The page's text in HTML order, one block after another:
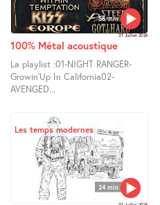
58 min
31 Juillet 2026
100% Métal acoustique
La playlist :01-NIGHT RANGER-
Growin’Up In California02-
AVENGED...
24 min
Les temps modernes